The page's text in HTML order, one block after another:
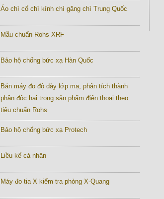
Áo chì cổ chì kính chì găng chì Trung Quốc
Mẫu chuẩn Rohs XRF
Bảo hộ chống bức xạ Hàn Quốc
Bán máy đo độ dày lớp mạ, phân tích thành
phần độc hại trong sản phẩm điện thoại theo
tiêu chuẩn Rohs
Bảo hộ chống bức xạ Protech
Liều kế cá nhân
Máy đo tia X kiểm tra phòng X-Quang